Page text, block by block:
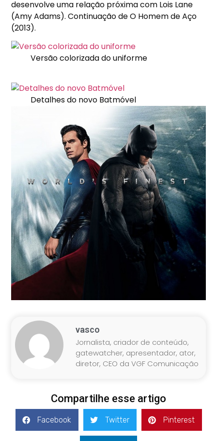
desenvolve uma relação próxima com Lois Lane
(Amy Adams). Continuação de O Homem de Aço
(2013).
Versão colorizada do uniforme
Detalhes do novo Batmóvel
vasco
Jornalista, criador de conteúdo,
gatewatcher, apresentador, ator,
diretor, CEO da VGF Comunicação
Compartilhe esse artigo
Facebook Twitter Pinterest